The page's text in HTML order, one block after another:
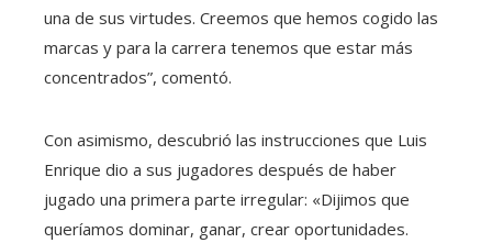
una de sus virtudes. Creemos que hemos cogido las
marcas y para la carrera tenemos que estar más
concentrados”, comentó.
Con asimismo, descubrió las instrucciones que Luis
Enrique dio a sus jugadores después de haber
jugado una primera parte irregular: «Dijimos que
queríamos dominar, ganar, crear oportunidades.